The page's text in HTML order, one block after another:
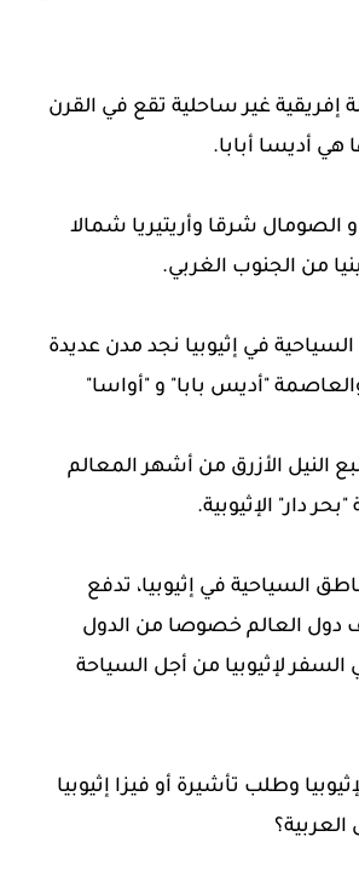
إفريقية غير ساحلية تقع في القرن
هي أديسا أبابا.
و الصومال شرقا وأريتيريا شمالا
من الجنوب الغربي.
في إثيوبيا نجد مدن عديدة
"أديس بابا" و "أواسا"
النيل الأزرق من أشهر المعالم
دار" الإثيوبية.
السياحية في إثيوبيا، تدفع
دول العالم خصوصا من الدول
السفر لإثيوبيا من أجل السياحة
وطلب تأشيرة أو فيزا إثيوبيا
العربية؟